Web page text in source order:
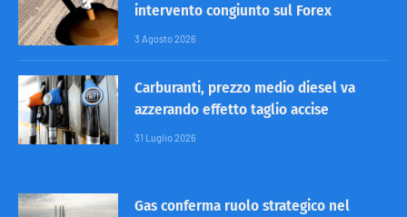
intervento congiunto sul Forex
3 Agosto 2026
Carburanti, prezzo medio diesel va
azzerando effetto taglio accise
31 Luglio 2026
Gas conferma ruolo strategico nel